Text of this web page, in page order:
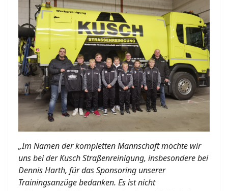
„Im Namen der kompletten Mannschaft möchte wir
uns bei der Kusch Straßenreinigung, insbesondere bei
Dennis Harth, für das Sponsoring unserer
Trainingsanzüge bedanken. Es ist nicht